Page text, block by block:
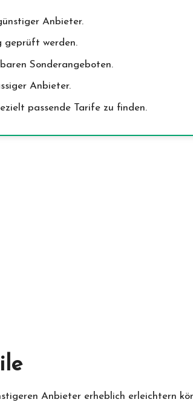
Anbieter.
geprüft werden.
Sonderangeboten.
Anbieter.
passende Tarife zu finden.
Anbieter erheblich erleichtern